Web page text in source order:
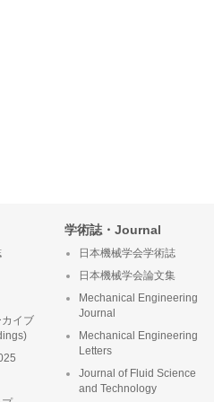
イブ
学術誌・Journal
日本機械学会学術誌
日本機械学会論文集
Mechanical Engineering
Journal
Mechanical Engineering
Letters
Journal of Fluid Science
and Technology